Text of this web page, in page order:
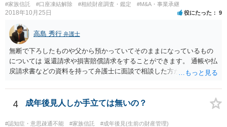
#家族信託 #口座凍結解除 #相続財産調査・鑑定 #M&A・事業承継
2018年10月25日 役にたった 9
高島 秀行 弁護士
無断で下ろしたものや父から預かっていてそのままになっているもの
については 返還請求や損害賠償請求をすることができます。 通帳や払
戻請求書などの資料を持って弁護士に面談で相談した方がよいと思い
4 成年後見人しか手立ては無いの？
#認知症・意思疎通不能 #家族信託 #成年後見(生前の財産管理)